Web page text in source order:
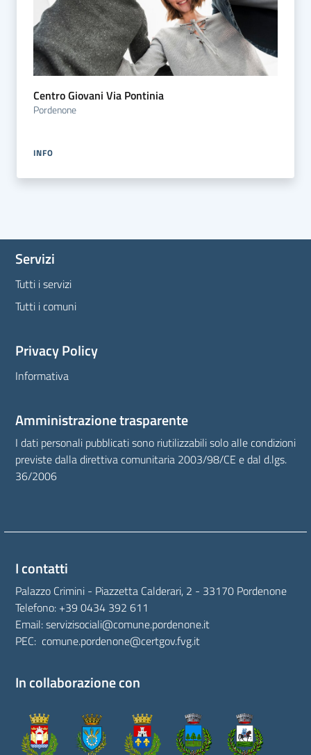
Centro Giovani Via Pontinia
Pordenone
INFO
Servizi
Tutti i servizi
Tutti i comuni
Privacy Policy
Informativa
Amministrazione trasparente
I dati personali pubblicati sono riutilizzabili solo alle condizioni
previste dalla direttiva comunitaria 2003/98/CE e dal d.lgs.
36/2006
I contatti
Palazzo Crimini - Piazzetta Calderari, 2 - 33170 Pordenone
Telefono: +39 0434 392 611
Email:servizisociali@comune.pordenone.it
PEC: comune.pordenone@certgov.fvg.it
In collaborazione con